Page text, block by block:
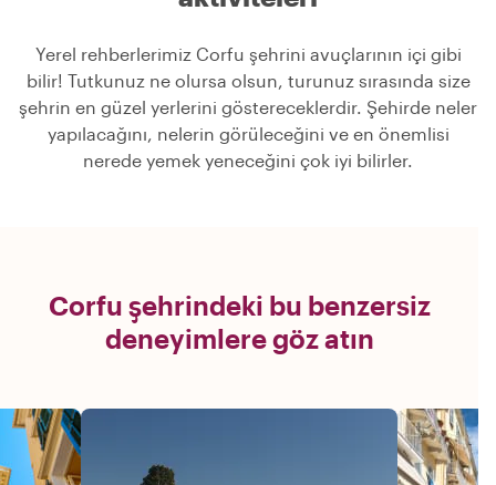
Yerel rehberlerimiz Corfu şehrini avuçlarının içi gibi
bilir! Tutkunuz ne olursa olsun, turunuz sırasında size
şehrin en güzel yerlerini göstereceklerdir. Şehirde neler
yapılacağını, nelerin görüleceğini ve en önemlisi
nerede yemek yeneceğini çok iyi bilirler.
Corfu şehrindeki bu benzersiz
deneyimlere göz atın